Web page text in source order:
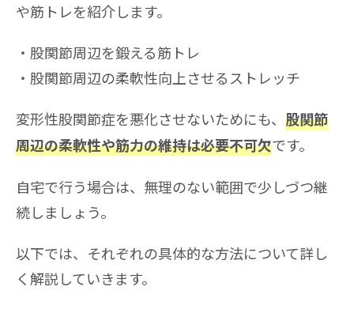
や筋トレを紹介します。
股関節周辺を鍛える筋トレ
股関節周辺の柔軟性向上させるストレッチ
変形性股関節症を悪化させないためにも、 股関節
周辺の柔軟性や筋力の維持は必要不可欠です。
自宅で行う場合は、無理のない範囲で少しづつ継
続しましょう。
以下では、それぞれの具体的な方法について詳し
く解説していきます。